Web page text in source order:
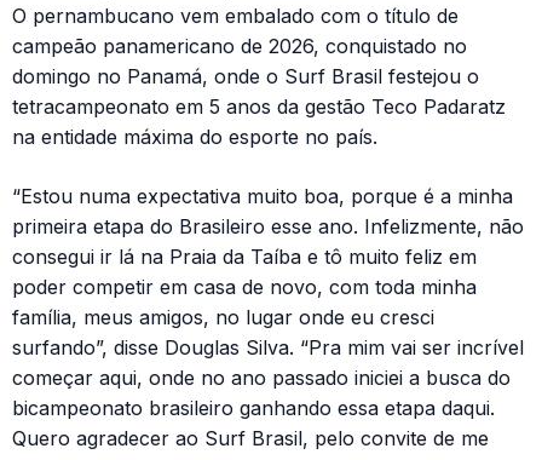
O pernambucano vem embalado com o título de
campeão panamericano de 2026, conquistado no
domingo no Panamá, onde o Surf Brasil festejou o
tetracampeonato em 5 anos da gestão Teco Padaratz
na entidade máxima do esporte no país.
“Estou numa expectativa muito boa, porque é a minha
primeira etapa do Brasileiro esse ano. Infelizmente, não
consegui ir lá na Praia da Taíba e tô muito feliz em
poder competir em casa de novo, com toda minha
família, meus amigos, no lugar onde eu cresci
surfando”, disse Douglas Silva. “Pra mim vai ser incrível
começar aqui, onde no ano passado iniciei a busca do
bicampeonato brasileiro ganhando essa etapa daqui.
Quero agradecer ao Surf Brasil, pelo convite de me